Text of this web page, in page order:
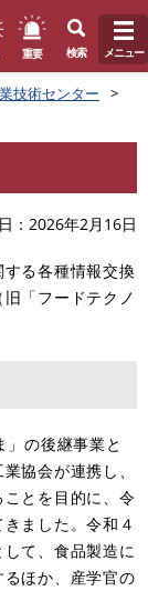
重要 検索 メニュー
技術センター
2026年2月16日
る各種情報交換
「フードテクノ
の後継事業と
協会が連携し、
とを目的に、令
ました。令和４
て、食品製造に
ほか、産学官の